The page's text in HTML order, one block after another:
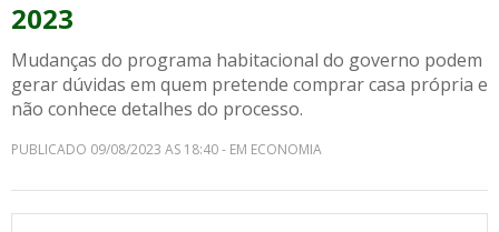
2023
Mudanças do programa habitacional do governo podem
gerar dúvidas em quem pretende comprar casa própria e
não conhece detalhes do processo.
PUBLICADO 09/08/2023 AS 18:40 - EM ECONOMIA